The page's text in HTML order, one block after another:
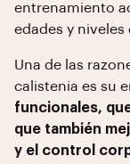
entrenamiento
edades y niveles
Una de las
calistenia es su
funcionales,
que también
y el control